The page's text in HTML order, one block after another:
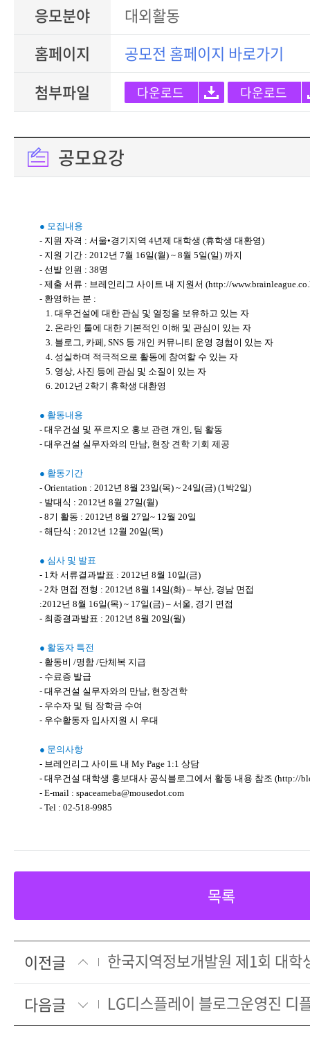
응모분야
대외활동
홈페이지
공모전 홈페이지 바로가기
첨부파일
다운로드 다운로드
공모요강
● 모집내용
- 지원 자격 : 서울•경기지역 4년제 대학생 (휴학생 대환영)
- 지원 기간 : 2012년 7월 16일(월) ~ 8월 5일(일) 까지
- 선발 인원 : 38명
- 제출 서류 : 브레인리그 사이트 내 지원서 (http://
- 환영하는 분 :
1. 대우건설에 대한 관심 및 열정을 보유하고 있는 자
2. 온라인 툴에 대한 기본적인 이해 및 관심이 있는 자
3. 블로그, 카페, SNS 등 개인 커뮤니티 운영 경험이 있는 자
4. 성실하며 적극적으로 활동에 참여할 수 있는 자
5. 영상, 사진 등에 관심 및 소질이 있는 자
6. 2012년 2학기 휴학생 대환영
● 활동내용
- 대우건설 및 푸르지오 홍보 관련 개인, 팀 활동
- 대우건설 실무자와의 만남, 현장 견학 기회 제공
● 활동기간
- Orientation : 2012년 8월 23일(목) ~ 24일(금) (1박2일)
- 발대식 : 2012년 8월 27일(월)
- 8기 활동 : 2012년 8월 27일~ 12월 20일
- 해단식 : 2012년 12월 20일(목)
● 심사 및 발표
- 1차 서류결과발표 : 2012년 8월 10일(금)
- 2차 면접 전형 : 2012년 8월 14일(화) – 부산, 경남 면접
:2012년 8월 16일(목) ~ 17일(금) – 서울, 경기 면접
- 최종결과발표 : 2012년 8월 20일(월)
● 활동자 특전
- 활동비 /명함 /단체복 지급
- 수료증 발급
- 대우건설 실무자와의 만남, 현장견학
- 우수자 및 팀 장학금 수여
- 우수활동자 입사지원 시 우대
● 문의사항
- 브레인리그 사이트 내 My Page 1:1 상담
- 대우건설 대학생 홍보대사 공식블로그에서 활동 내용 참조 (http://
- E-mail : spaceameba@mousedot.com
- Tel : 02-518-9985
목록
이전글
다음글
LG디스플레이 블로그운영진 디